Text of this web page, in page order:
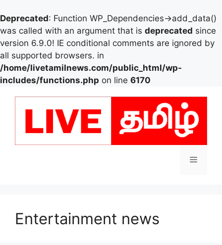
Deprecated: Function WP_Dependencies->add_data()
was called with an argument that is deprecated since
version 6.9.0! IE conditional comments are ignored by
all supported browsers. in
/home/livetamilnews.com/public_html/wp-
includes/functions.php on line 6170
Menu
Entertainment news